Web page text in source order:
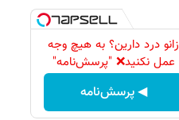
زانو درد دارین؟ به هیچ وجه
عمل نکنید❌ "پرسش‌نامه"
◀ پرسش‌نامه